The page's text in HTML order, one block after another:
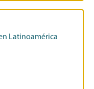
Latinoamérica